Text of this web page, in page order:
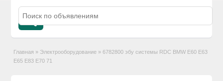
Главная » Электрооборудование » 6782800 эбу системы RDC BMW E60 E63
E65 E83 E70 71